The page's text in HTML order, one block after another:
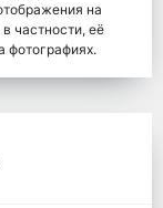
на
частности, её
фотографиях.